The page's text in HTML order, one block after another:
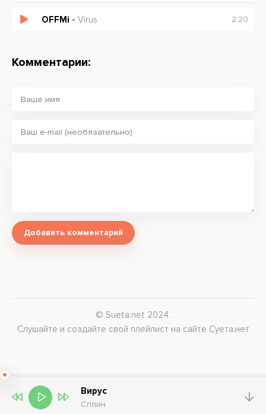
OFFMi - Virus 2:20
Комментарии:
Добавить комментарий
© Sueta.net 2024.
Слушайте и создайте свой плейлист на сайте Суета.нет
Вирус
Сплин